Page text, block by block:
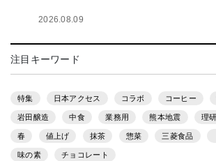
2026.08.09
注目キーワード
特集 日本アクセス コラボ コーヒー
岩田醸造 中食 業務用 熊本地震 理
春 値上げ 抹茶 惣菜 三菱食品
味の素 チョコレート